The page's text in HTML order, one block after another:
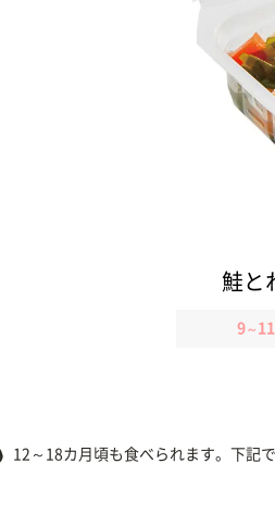
鮭と
9～ 11
12～18カ月頃も食べられます。下記